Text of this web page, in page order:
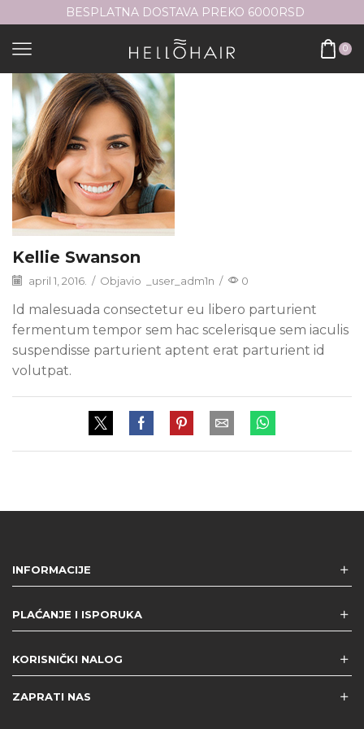
BESPLATNA DOSTAVA PREKO 6000RSD
0
Kellie Swanson
april 1, 2016. / Objavio _user_adm1n / 0
Id malesuada consectetur eu libero parturient
fermentum tempor sem hac scelerisque sem iaculis
suspendisse parturient aptent erat parturient id
volutpat.
INFORMACIJE
PLAĆANJE I ISPORUKA
KORISNIČKI NALOG
ZAPRATI NAS